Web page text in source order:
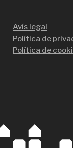
Avís legal
Política de
Política de